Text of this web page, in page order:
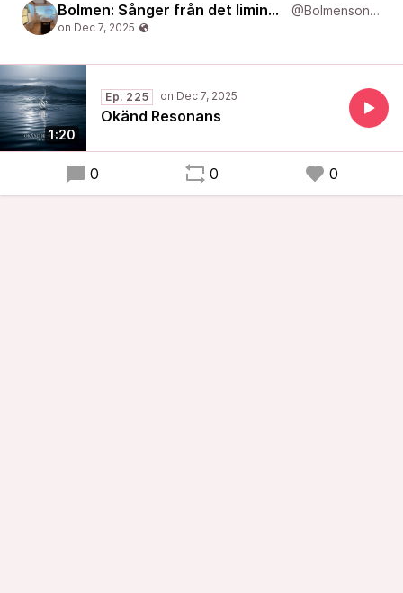
Bolmen: Sånger från det liminala @Bolmensongs
1:20
Ep. 225
Okänd Resonans
0 0 0